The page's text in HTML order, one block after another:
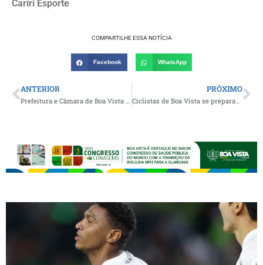
Cariri Esporte
COMPARTILHE ESSA NOTÍCIA
Facebook WhatsApp
ANTERIOR PRÓXIMO
Ciclistas de Boa Vista se preparam para mais um desafio e farão ‘percurso da fé’ até o Santuário de Nossa Sra. Aparecida, em São Paulo